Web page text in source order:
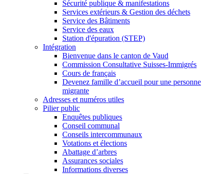
Sécurité publique & manifestations
Services extérieurs & Gestion des déchets
Service des Bâtiments
Service des eaux
Station d'épuration (STEP)
Intégration
Bienvenue dans le canton de Vaud
Commission Consultative Suisses-Immigrés
Cours de français
Devenez famille d’accueil pour une personne
migrante
Adresses et numéros utiles
Pilier public
Enquêtes publiques
Conseil communal
Conseils intercommunaux
Votations et élections
Abattage d’arbres
Assurances sociales
Informations diverses